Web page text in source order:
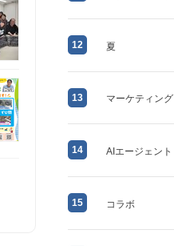
12 夏
13 マーケティング
14 AIエージェント
15 コラボ